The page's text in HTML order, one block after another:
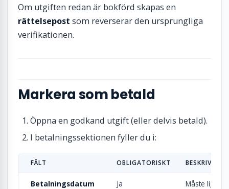
Om utgiften redan är bokförd skapas en
rättelsepost som reverserar den ursprungliga
verifikationen.
Markera som betald
Öppna en godkand utgift (eller delvis betald).
I betalningssektionen fyller du i:
FÄLT OBLIGATORISKT BESKRIVNING
Betalningsdatum Ja Måste ligga